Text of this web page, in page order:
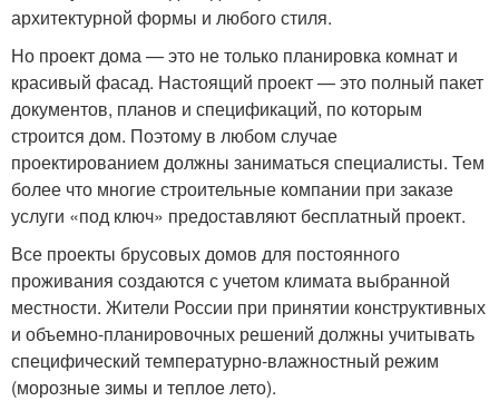
архитектурной формы и любого стиля.
Но проект дома — это не только планировка комнат и
красивый фасад. Настоящий проект — это полный пакет
документов, планов и спецификаций, по которым
строится дом. Поэтому в любом случае
проектированием должны заниматься специалисты. Тем
более что многие строительные компании при заказе
услуги «под ключ» предоставляют бесплатный проект.
Все проекты брусовых домов для постоянного
проживания создаются с учетом климата выбранной
местности. Жители России при принятии конструктивных
и объемно-планировочных решений должны учитывать
специфический температурно-влажностный режим
(морозные зимы и теплое лето).